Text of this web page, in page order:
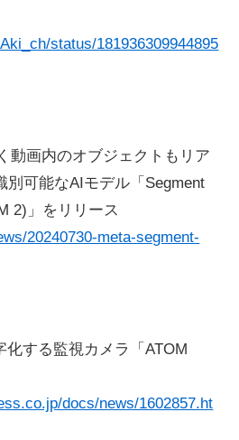
status/181936309944895
動画内のオブジェクトもリア
別可能なAIモデル「Segment
2)」をリリース
20240730-meta-segment-
する監視カメラ「ATOM
docs/news/1602857.ht